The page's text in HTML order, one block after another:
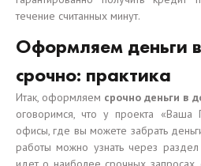
течение считанных минут.
Оформляем деньги
срочно: практика
Итак, оформляем срочно деньги в
оговоримся, что у проекта «Ваша
офисы, где вы можете забрать
работы можно узнать через